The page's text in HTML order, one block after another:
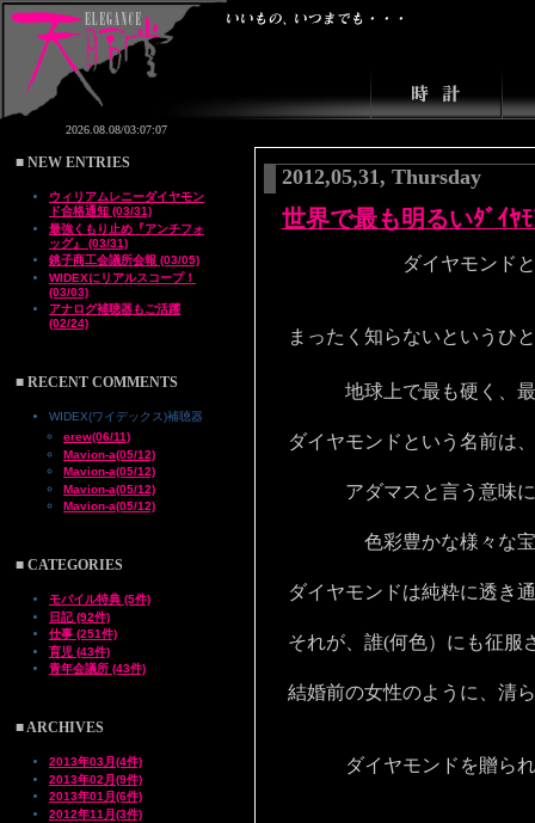
■ NEW ENTRIES
ウィリアムレニーダイヤモン
ド合格通知 (03/31)
最強くもり止め『アンチフォ
ッグ』 (03/31)
銚子商工会議所会報 (03/05)
WIDEXにリアルスコープ！
(03/03)
アナログ補聴器もご活躍
(02/24)
■ RECENT COMMENTS
WIDEX(ワイデックス)補聴器
erew(06/11)
Mavion-a(05/12)
Mavion-a(05/12)
Mavion-a(05/12)
Mavion-a(05/12)
■ CATEGORIES
モバイル特典 (5件)
日記 (92件)
仕事 (251件)
育児 (43件)
青年会議所 (43件)
■ ARCHIVES
2013年03月(4件)
2013年02月(9件)
2013年01月(6件)
2012年11月(3件)
2012,05,31, Thursday
世界で最も明るいﾀﾞｲﾔ
ダイヤモンドとい
まったく知らないというひ
地球上で最も硬く、最
ダイヤモンドという名前は
アダマスと言う意味に
色彩豊かな様々な宝
ダイヤモンドは純粋に透き
それが、誰(何色）にも征服
結婚前の女性のように、清
ダイヤモンドを贈られ